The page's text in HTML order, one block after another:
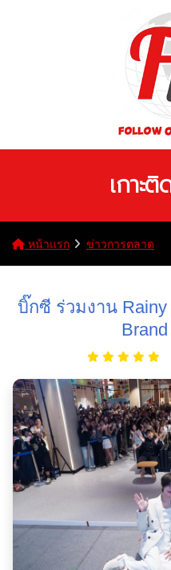
เกาะ
หน้าแรก ข่าวการตลาด
บิ๊กซี ร่วมงาน